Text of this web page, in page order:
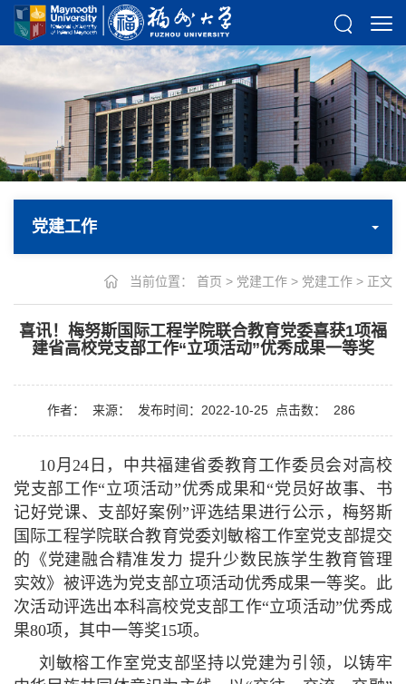
党建工作
当前位置： 首页 > 党建工作 > 党建工作 > 正文
喜讯！梅努斯国际工程学院联合教育党委喜获1项福
建省高校党支部工作“立项活动”优秀成果一等奖
作者： 来源： 发布时间：2022-10-25 点击数： 286
10月24日，中共福建省委教育工作委员会对高校
党支部工作“立项活动”优秀成果和“党员好故事、书
记好党课、支部好案例”评选结果进行公示，梅努斯
国际工程学院联合教育党委刘敏榕工作室党支部提交
的《党建融合精准发力 提升少数民族学生教育管理
实效》被评选为党支部立项活动优秀成果一等奖。此
次活动评选出本科高校党支部工作“立项活动”优秀成
果80项，其中一等奖15项。
刘敏榕工作室党支部坚持以党建为引领，以铸牢